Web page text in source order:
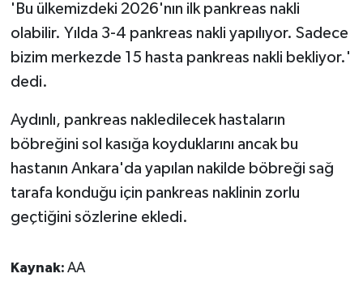
'Bu ülkemizdeki 2026'nın ilk pankreas nakli
olabilir. Yılda 3-4 pankreas nakli yapılıyor. Sadece
bizim merkezde 15 hasta pankreas nakli bekliyor.'
dedi.
Aydınlı, pankreas nakledilecek hastaların
böbreğini sol kasığa koyduklarını ancak bu
hastanın Ankara'da yapılan nakilde böbreği sağ
tarafa konduğu için pankreas naklinin zorlu
geçtiğini sözlerine ekledi.
Kaynak: AA